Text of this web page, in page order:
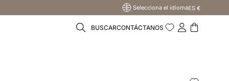
Selecciona el idiomaES €
BUSCARCONTÁCTANOS